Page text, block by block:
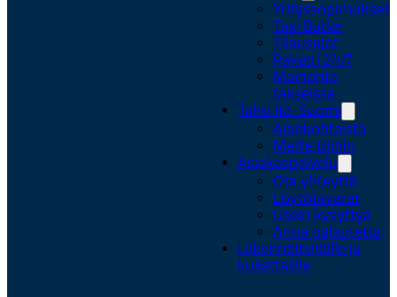
Yrityssopimukset
Taxi Butler
Tilausajot
Paketti 24/7
Mainonta
takseissa
Taksi Itä-Suomi
Ajankohtaista
Meille töihin
Asiakaspalvelu
Ota yhteyttä
Löytötavarat
Usein kysyttyä
Anna palautetta
Liikennöitsijöille ja
kuljettajille